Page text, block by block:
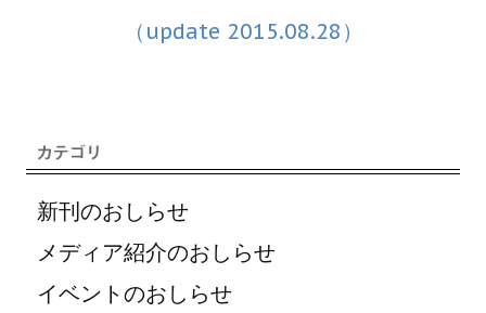
（update 2015.08.28）
新刊のおしらせ
メディア紹介のおしらせ
イベントのおしらせ